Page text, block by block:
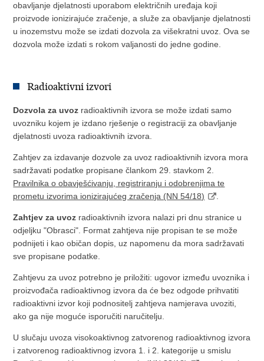
obavljanje djelatnosti uporabom električnih uređaja koji
proizvode ionizirajuće zračenje, a služe za obavljanje djelatnosti
u inozemstvu može se izdati dozvola za višekratni uvoz. Ova se
dozvola može izdati s rokom valjanosti do jedne godine.
Radioaktivni izvori
Dozvola za uvoz radioaktivnih izvora se može izdati samo
uvozniku kojem je izdano rješenje o registraciji za obavljanje
djelatnosti uvoza radioaktivnih izvora.
Zahtjev za izdavanje dozvole za uvoz radioaktivnih izvora mora
sadržavati podatke propisane člankom 29. stavkom 2.
Pravilnika o obavješćivanju, registriranju i odobrenjima te
prometu izvorima ionizirajućeg zračenja (NN 54/18)
Zahtjev za uvoz radioaktivnih izvora nalazi pri dnu stranice u
odjeljku "Obrasci". Format zahtjeva nije propisan te se može
podnijeti i kao običan dopis, uz napomenu da mora sadržavati
sve propisane podatke.
Zahtjevu za uvoz potrebno je priložiti: ugovor između uvoznika i
proizvođača radioaktivnog izvora da će bez odgode prihvatiti
radioaktivni izvor koji podnositelj zahtjeva namjerava uvoziti,
ako ga nije moguće isporučiti naručitelju.
U slučaju uvoza visokoaktivnog zatvorenog radioaktivnog izvora
i zatvorenog radioaktivnog izvora 1. i 2. kategorije u smislu